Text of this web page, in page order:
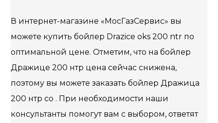
В интернет-магазине «МосГазСервис» вы
можете купить бойлер Drazice oks 200 ntr по
оптимальной цене. Отметим, что на бойлер
Дражице 200 нтр цена сейчас снижена,
поэтому вы можете заказать бойлер Дражица
200 нтр со . При необходимости наши
консультанты помогут вам с выбором, ответят